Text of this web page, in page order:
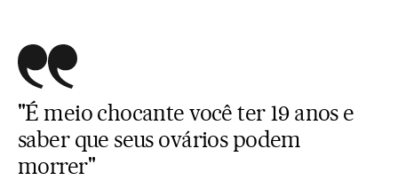
"É meio chocante você ter 19 anos e
saber que seus ovários podem
morrer"